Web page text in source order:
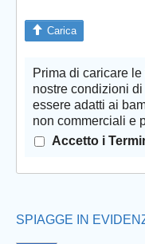
Carica
Prima di caricare
nostre condizioni
essere adatti ai
non commerciali e
Accetto i
SPIAGGE IN